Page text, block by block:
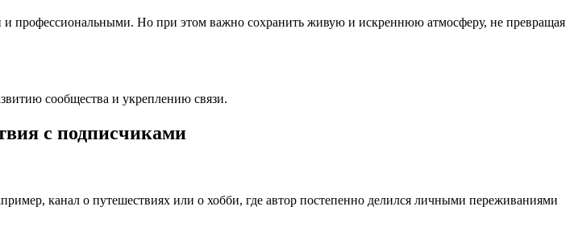
профессиональными. Но при этом важно сохранить живую и искреннюю атмосферу, не превращая
сообщества и укреплению связи.
с подписчиками
канал о путешествиях или о хобби, где автор постепенно делился личными переживаниями